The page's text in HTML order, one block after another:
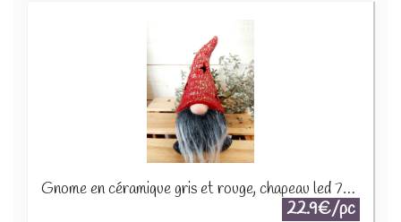
Gnome en céramique gris et rouge, chapeau led 747014
22.9€/pc